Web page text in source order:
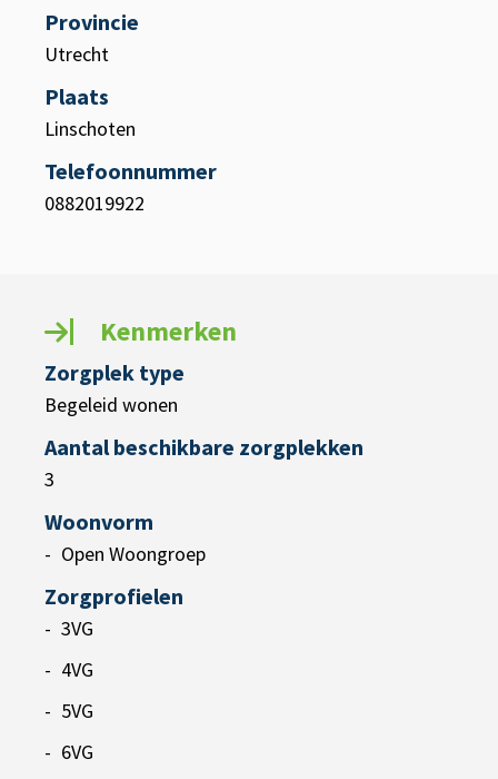
Provincie
Utrecht
Plaats
Linschoten
Telefoonnummer
0882019922
Kenmerken
Zorgplek type
Begeleid wonen
Aantal beschikbare zorgplekken
3
Woonvorm
Open Woongroep
Zorgprofielen
3VG
4VG
5VG
6VG